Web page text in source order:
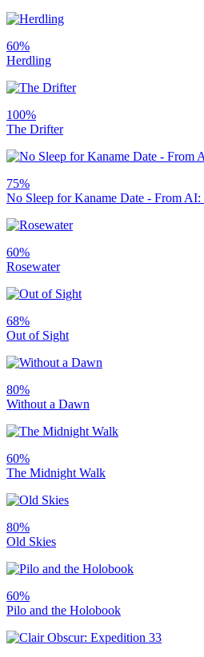
60%
Herdling
100%
The Drifter
75%
No Sleep for Kaname Date - From
60%
Rosewater
68%
Out of Sight
80%
Without a Dawn
60%
The Midnight Walk
80%
Old Skies
60%
Pilo and the Holobook